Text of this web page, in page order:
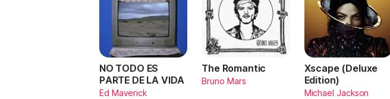
NO TODO ES
PARTE DE LA VIDA
Ed Maverick
The Romantic
Bruno Mars
Xscape (Deluxe
Edition)
Michael Jackson